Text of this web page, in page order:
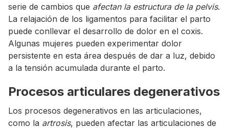
serie de cambios que afectan la estructura de la pelvis.
La relajación de los ligamentos para facilitar el parto
puede conllevar el desarrollo de dolor en el coxis.
Algunas mujeres pueden experimentar dolor
persistente en esta área después de dar a luz, debido
a la tensión acumulada durante el parto.
Procesos articulares degenerativos
Los procesos degenerativos en las articulaciones,
como la artrosis, pueden afectar las articulaciones de